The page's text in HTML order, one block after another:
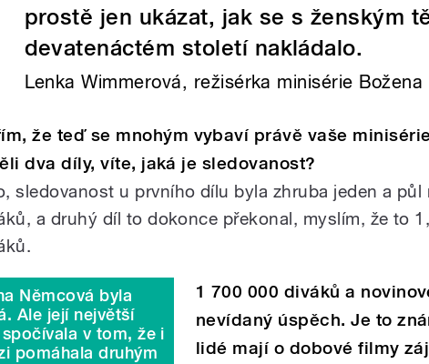
prostě jen ukázat, jak se s ženským
devatenáctém století nakládalo.
Lenka Wimmerová, režisérka minisérie Božena
že teď se mnohým vybaví právě vaše
dva díly, víte, jaká je sledovanost?
sledovanost u prvního dílu byla zhruba jeden a půl
a druhý díl to dokonce překonal, myslím, že to
Němcová byla
Ale její největší
v tom, že i
pomáhala druhým
1 700 000 diváků a
nevídaný úspěch. Je to
lidé mají o dobové filmy